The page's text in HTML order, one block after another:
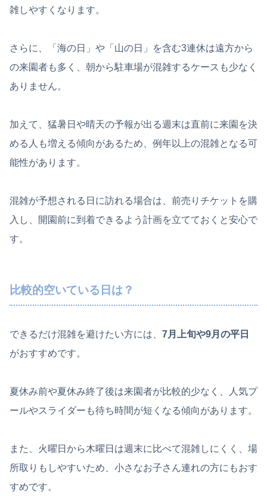
雑しやすくなります。
さらに、「海の日」や「山の日」を含む3連休は遠方から
の来園者も多く、朝から駐車場が混雑するケースも少なく
ありません。
加えて、猛暑日や晴天の予報が出る週末は直前に来園を決
める人も増える傾向があるため、例年以上の混雑となる可
能性があります。
混雑が予想される日に訪れる場合は、前売りチケットを購
入し、開園前に到着できるよう計画を立てておくと安心で
す。
比較的空いている日は？
できるだけ混雑を避けたい方には、 7月上旬や9月の平日
がおすすめです。
夏休み前や夏休み終了後は来園者が比較的少なく、人気プ
ールやスライダーも待ち時間が短くなる傾向があります。
また、火曜日から木曜日は週末に比べて混雑しにくく、場
所取りもしやすいため、小さなお子さん連れの方にもおす
すめです。